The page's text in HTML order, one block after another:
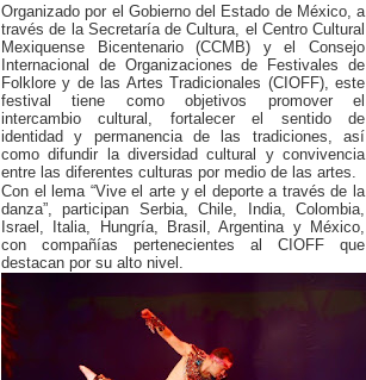
Organizado por el Gobierno del Estado de México, a
través de la Secretaría de Cultura, el Centro Cultural
Mexiquense Bicentenario (CCMB) y el Consejo
Internacional de Organizaciones de Festivales de
Folklore y de las Artes Tradicionales (CIOFF), este
festival tiene como objetivos promover el
intercambio cultural, fortalecer el sentido de
identidad y permanencia de las tradiciones, así
como difundir la diversidad cultural y convivencia
entre las diferentes culturas por medio de las artes.
Con el lema “Vive el arte y el deporte a través de la
danza”, participan Serbia, Chile, India, Colombia,
Israel, Italia, Hungría, Brasil, Argentina y México,
con compañías pertenecientes al CIOFF que
destacan por su alto nivel.